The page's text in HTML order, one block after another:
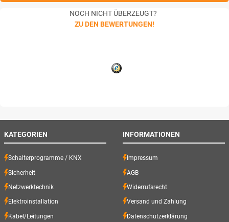
NOCH NICHT ÜBERZEUGT?
ZU DEN BEWERTUNGEN!
KATEGORIEN
Schalterprogramme / KNX
Sicherheit
Netzwerktechnik
Elektroinstallation
Kabel/Leitungen
INFORMATIONEN
Impressum
AGB
Widerrufsrecht
Versand und Zahlung
Datenschutzerklärung